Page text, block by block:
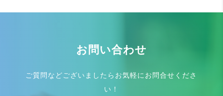
お問い合わせ
ご質問などございましたらお気軽にお問合せくださ
い！